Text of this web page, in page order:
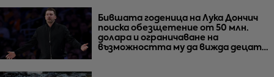
Бившата годеница на Лука Дончич
поиска обезщетение от 50 млн.
долара и ограничаване на
възможността му да вижда децата